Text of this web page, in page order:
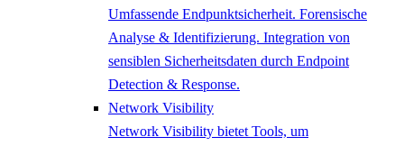
Umfassende Endpunktsicherheit. Forensische
Analyse & Identifizierung. Integration von
sensiblen Sicherheitsdaten durch Endpoint
Detection & Response.
Network Visibility
Network Visibility bietet Tools, um